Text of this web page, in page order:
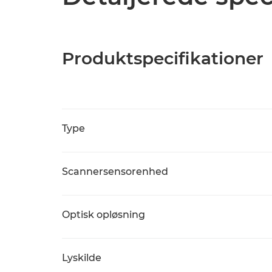
Produktspecifikationer
Type
Scannersensorenhed
Optisk opløsning
Lyskilde